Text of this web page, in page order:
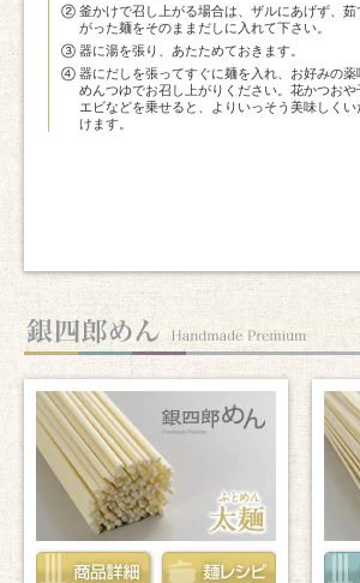
釜かけで召し上がる場合は、ザルにあげず、茹
がった麺をそのままだしに入れて下さい。
器に湯を張り、あたためておきます。
器にだしを張ってすぐに麺を入れ、お好みの薬
めんつゆでお召し上がりください。花かつおや
エビなどを乗せると、よりいっそう美味しくい
けます。